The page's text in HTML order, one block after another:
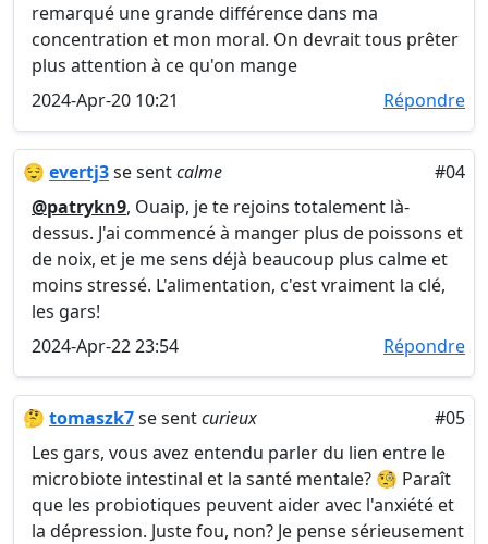
remarqué une grande différence dans ma
concentration et mon moral. On devrait tous prêter
plus attention à ce qu'on mange
2024-Apr-20 10:21
Répondre
😌 evertj3se sentcalme
#04
@patrykn9, Ouaip, je te rejoins totalement là-
dessus. J'ai commencé à manger plus de poissons et
de noix, et je me sens déjà beaucoup plus calme et
moins stressé. L'alimentation, c'est vraiment la clé,
les gars!
2024-Apr-22 23:54
Répondre
🤔 tomaszk7se sentcurieux
#05
Les gars, vous avez entendu parler du lien entre le
microbiote intestinal et la santé mentale? 🧐 Paraît
que les probiotiques peuvent aider avec l'anxiété et
la dépression. Juste fou, non? Je pense sérieusement